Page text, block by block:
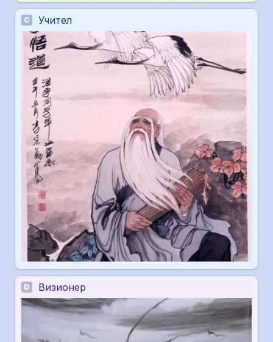
C
D Визионер